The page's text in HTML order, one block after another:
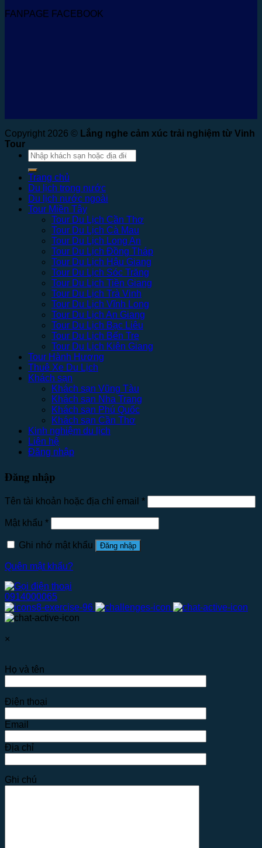
FANPAGE FACEBOOK
Copyright 2026 © Lắng nghe cảm xúc trải nghiệm từ Vinh
Tour
Tìm
kiếm:
Trang chủ
Du lịch trong nước
Du lịch nước ngoài
Tour Miền Tây
Tour Du Lịch Cần Thơ
Tour Du Lịch Cà Mau
Tour Du Lịch Long An
Tour Du Lịch Đồng Tháp
Tour Du Lịch Hậu Giang
Tour Du Lịch Sóc Trăng
Tour Du Lịch Tiền Giang
Tour Du Lịch Trà Vinh
Tour Du Lịch Vĩnh Long
Tour Du Lịch An Giang
Tour Du Lịch Bạc Liêu
Tour Du Lịch Bến Tre
Tour Du Lịch Kiên Giang
Tour Hành Hương
Thuê Xe Du Lịch
Khách sạn
Khách sạn Vũng Tàu
Khách sạn Nha Trang
Khách sạn Phú Quốc
Khách sạn Cần Thơ
Kinh nghiệm du lịch
Liên hệ
Đăng nhập
Đăng nhập
Tên tài khoản hoặc địa chỉ email *
Mật khẩu *
Ghi nhớ mật khẩu Đăng nhập
Quên mật khẩu?
0914000065
×
Họ và tên
Điện thoại
Email
Địa chỉ
Ghi chú